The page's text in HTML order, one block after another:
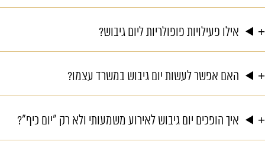
אילו פעילויות פופולריות ליום גיבוש?
האם אפשר לעשות יום גיבוש במשרד עצמו?
איך הופכים יום גיבוש לאירוע משמעותי ולא רק "יום כיף"?